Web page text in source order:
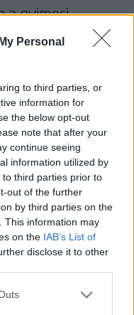
Personal
to third parties, or
information for
the below opt-out
note that after your
continue seeing
information utilized by
third parties prior to
out of the further
by third parties on the
This information may
on the IAB’s List of
disclose it to other
a gyimesi
a két ünnep
Borszéken is